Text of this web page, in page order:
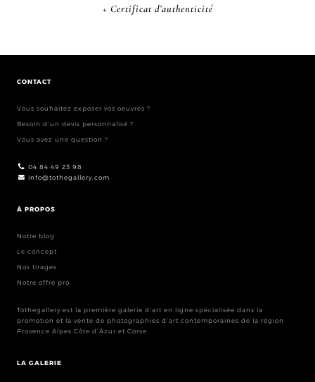
+ Certificat d’authenticité
CONTACT
Vous souhaitez exposer vos oeuvres ?
Besoin d’un devis personnalisé ?
Vous avez une question ?
04 84 49 23 98
info@tothegallery.com
À PROPOS
Notre blog
Le concept
Nos tirages
Notre offre pro
Tothegallery est la première galerie d’art en ligne spécialisée dans la
promotion et la vente de photographies d’art contemporaines de la région
Provence Alpes Côte d’Azur et Corse.
LA GALERIE